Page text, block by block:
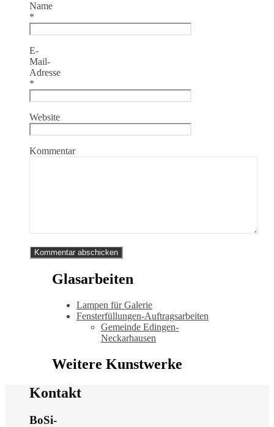
Name
*
E-
Mail-
Adresse
*
Website
Kommentar
Glasarbeiten
Lampen für Galerie
Fensterfüllungen-Auftragsarbeiten
Gemeinde Edingen-
Neckarhausen
Weitere Kunstwerke
Kontakt
BoSi-